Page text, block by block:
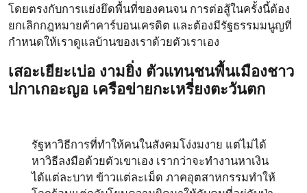
โดยตรงกับการแย่งยึดพื้นที่ของคนจน การต่อสู้ในครั้งนี้ต้อง
ยกเลิกกฎหมายค้าคาร์บอนเครดิต และต้องมีรัฐธรรมมนูญที่
กำหนดให้เราดูแลบ้านของเราด้วยตัวเราเอง
เสอะเยียะเบ่อ งามยิ่ง ตัวแทนชนพื้นเมืองชาว
ปกาเกอะญอ เครือข่ายกะเหรี่ยงตะวันตก
รัฐหาวิธีการที่ทำให้คนในสังคมโง่งมงาย แต่ไม่ได้
หาวิธีลงมือด้วยตัวเขาเอง เรากว่าจะทำงานหาเงิน
ได้แต่ละบาท ข้าวแต่ละเม็ด ภาคอุตสาหกรรมทำให้